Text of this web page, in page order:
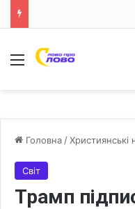
Меню
Головна /Християнські
Світ
Трамп